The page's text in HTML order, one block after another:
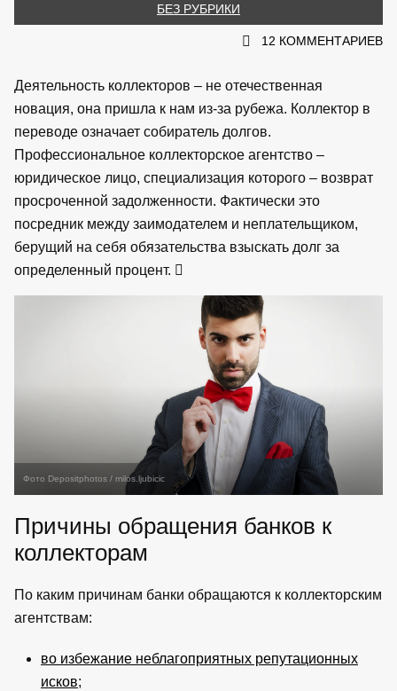
БЕЗ РУБРИКИ
12 КОММЕНТАРИЕВ
Деятельность коллекторов – не отечественная
новация, она пришла к нам из-за рубежа. Коллектор в
переводе означает собиратель долгов.
Профессиональное коллекторское агентство –
юридическое лицо, специализация которого – возврат
просроченной задолженности. Фактически это
посредник между заимодателем и неплательщиком,
берущий на себя обязательства взыскать долг за
определенный процент.
Фото Depositphotos / milos.ljubicic
Причины обращения банков к
коллекторам
По каким причинам банки обращаются к коллекторским
агентствам:
во избежание неблагоприятных репутационных
исков;